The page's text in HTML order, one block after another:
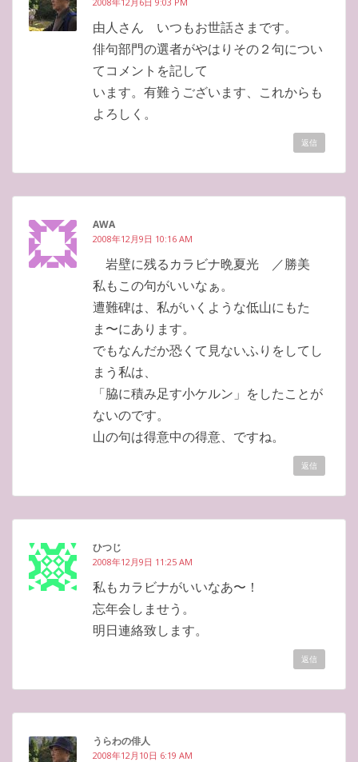
由人さん いつもお世話さまです。
俳句部門の選者がやはりその２句につい
てコメントを記して
います。有難うございます、これからも
よろしく。
返信
AWA
2008年12月9日 10:16 AM
岩壁に残るカラビナ晩夏光 ／勝美
私もこの句がいいなぁ。
遭難碑は、私がいくような低山にもた
ま〜にあります。
でもなんだか恐くて見ないふりをしてし
まう私は、
「脇に積み足す小ケルン」をしたことが
ないのです。
山の句は得意中の得意、ですね。
返信
ひつじ
2008年12月9日 11:25 AM
私もカラビナがいいなあ〜！
忘年会しませう。
明日連絡致します。
返信
うらわの俳人
2008年12月10日 6:19 AM